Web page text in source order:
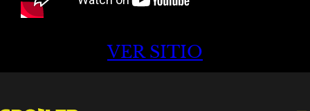
VER SITIO